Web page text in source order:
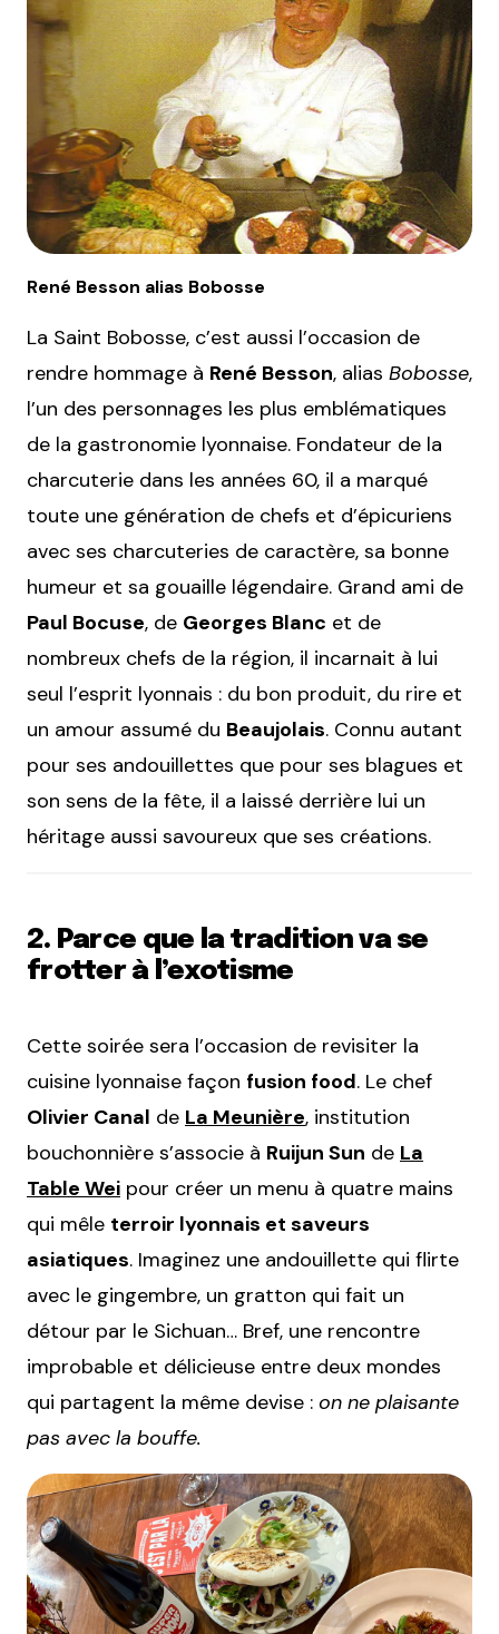
René Besson alias Bobosse
La Saint Bobosse, c’est aussi l’occasion de
rendre hommage à René Besson, alias Bobosse,
l’un des personnages les plus emblématiques
de la gastronomie lyonnaise. Fondateur de la
charcuterie dans les années 60, il a marqué
toute une génération de chefs et d’épicuriens
avec ses charcuteries de caractère, sa bonne
humeur et sa gouaille légendaire. Grand ami de
Paul Bocuse, de Georges Blanc et de
nombreux chefs de la région, il incarnait à lui
seul l’esprit lyonnais : du bon produit, du rire et
un amour assumé du Beaujolais. Connu autant
pour ses andouillettes que pour ses blagues et
son sens de la fête, il a laissé derrière lui un
héritage aussi savoureux que ses créations.
2. Parce que la tradition va se
frotter à l’exotisme
Cette soirée sera l’occasion de revisiter la
cuisine lyonnaise façon fusion food. Le chef
Olivier Canal de La Meunière, institution
bouchonnière s’associe à Ruijun Sun de La
Table Wei pour créer un menu à quatre mains
qui mêle terroir lyonnais et saveurs
asiatiques. Imaginez une andouillette qui flirte
avec le gingembre, un gratton qui fait un
détour par le Sichuan… Bref, une rencontre
improbable et délicieuse entre deux mondes
qui partagent la même devise : on ne plaisante
pas avec la bouffe.